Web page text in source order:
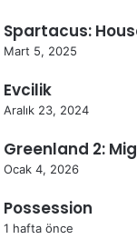
Spartacus:
Mart 5, 2025
Evcilik
Aralık 23, 2024
Greenland 2:
Ocak 4, 2026
Possession
1 hafta önce